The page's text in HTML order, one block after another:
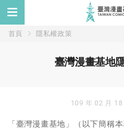
首頁 隱私權政策
臺灣漫畫基地
109 年 02 月
「臺灣漫畫基地」（以下簡稱